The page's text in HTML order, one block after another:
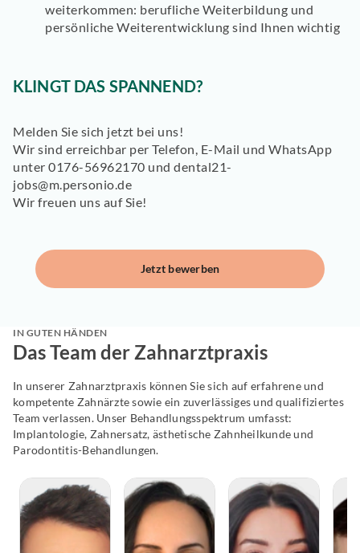
weiterkommen: berufliche Weiterbildung und
persönliche Weiterentwicklung sind Ihnen wichtig
KLINGT DAS SPANNEND?
Melden Sie sich jetzt bei uns!
Wir sind erreichbar per Telefon, E-Mail und WhatsApp
unter 0176-56962170 und dental21-
jobs@m.personio.de
Wir freuen uns auf Sie!
Jetzt bewerben
IN GUTEN HÄNDEN
Das Team der Zahnarztpraxis
In unserer Zahnarztpraxis können Sie sich auf erfahrene und
kompetente Zahnärzte sowie ein zuverlässiges und qualifiziertes
Team verlassen. Unser Behandlungsspektrum umfasst:
Implantologie, Zahnersatz, ästhetische Zahnheilkunde und
Parodontitis-Behandlungen.